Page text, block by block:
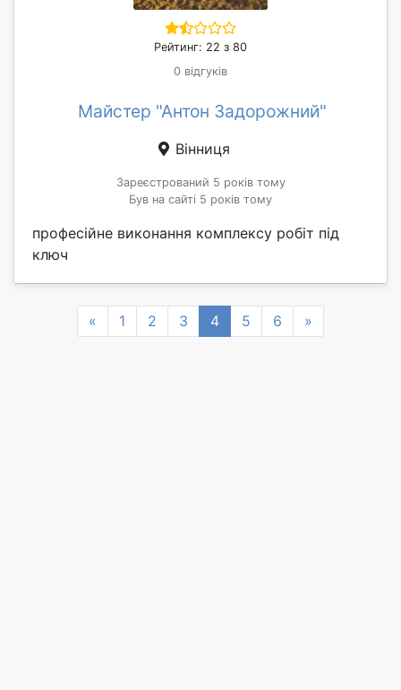
Рейтинг: 22 з 80
0 відгуків
Майстер "Антон Задорожний"
Вінниця
Зареєстрований 5 років тому
Був на сайті 5 років тому
професійне виконання комплексу робіт під
ключ
« Previous
1 2 3 4 5 6 »